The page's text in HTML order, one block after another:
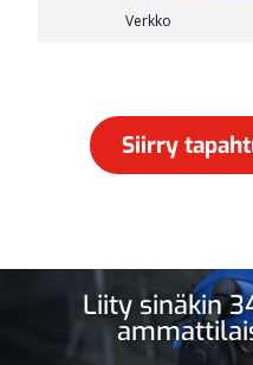
Verkko
Siirry
Liity sinäkin